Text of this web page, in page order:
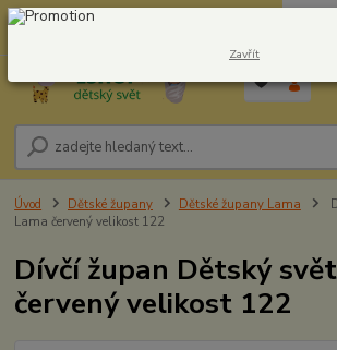
604278943
Úvod Dětské župany Dětské župany Lama
Lama červený velikost 122
Dívčí župan Dětský
červený velikost 122
Zavřít